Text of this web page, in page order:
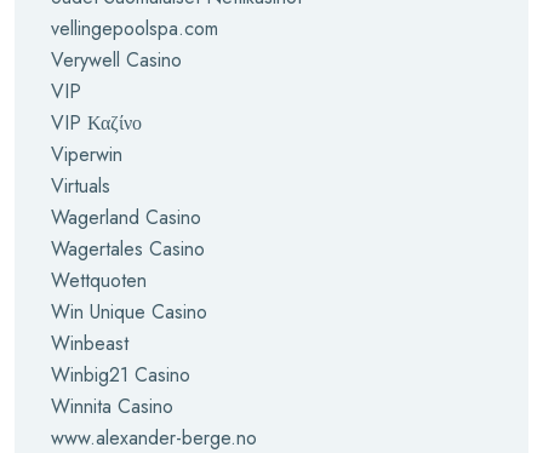
vellingepoolspa.com
Verywell Casino
VIP
VIP Καζίνο
Viperwin
Virtuals
Wagerland Casino
Wagertales Casino
Wettquoten
Win Unique Casino
Winbeast
Winbig21 Casino
Winnita Casino
www.alexander-berge.no